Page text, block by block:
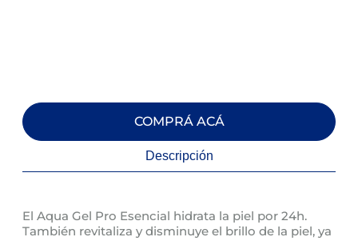
COMPRÁ ACÁ
Descripción
El Aqua Gel Pro Esencial hidrata la piel por 24h.
También revitaliza y disminuye el brillo de la piel, ya